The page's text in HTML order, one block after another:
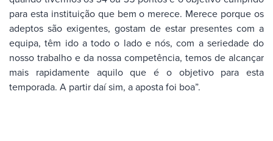
para esta instituição que bem o merece. Merece porque os
adeptos são exigentes, gostam de estar presentes com a
equipa, têm ido a todo o lado e nós, com a seriedade do
nosso trabalho e da nossa competência, temos de alcançar
mais rapidamente aquilo que é o objetivo para esta
temporada. A partir daí sim, a aposta foi boa”.